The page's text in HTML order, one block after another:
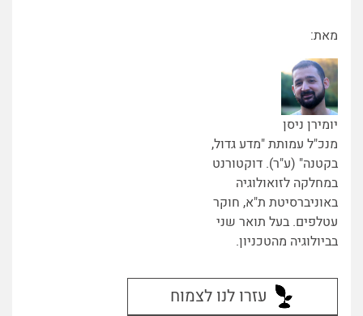
מאת:
יומירן ניסן
מנכ"ל עמותת "מדע גדול,
בקטנה" (ע"ר). דוקטורנט
במחלקה לזואולוגיה
באוניברסיטת ת"א, חוקר
עטלפים. בעל תואר שני
בביולוגיה מהטכניון.
עזרו לנו לצמוח